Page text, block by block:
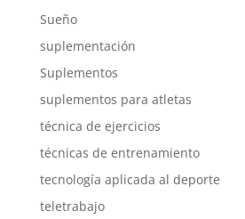
Sueño
suplementación
Suplementos
suplementos para atletas
técnica de ejercicios
técnicas de entrenamiento
tecnología aplicada al deporte
teletrabajo